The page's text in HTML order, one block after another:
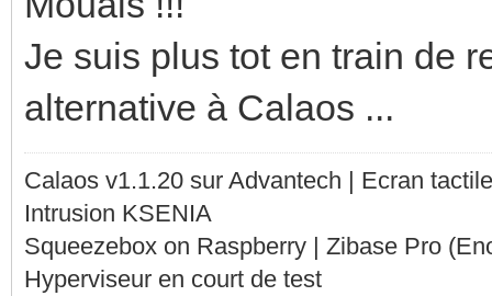
Je suis plus tot en train de
alternative à Calaos ...
Calaos v1.1.20 sur Advantech | Ecran
Intrusion KSENIA
Squeezebox on Raspberry | Zibase Pro
Hyperviseur en court de test